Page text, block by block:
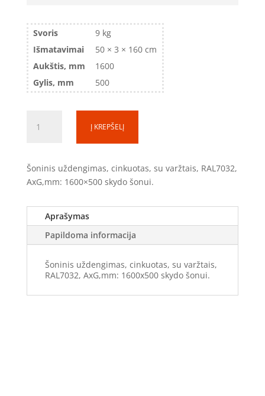
Svoris
9 kg
Išmatavimai
50 × 3 × 160 cm
Aukštis, mm
1600
Gylis, mm
500
kiekis:
(SS)
SU1650
Į KREPŠELĮ
Šoninis uždengimas, cinkuotas, su varžtais, RAL7032,
AxG,mm: 1600×500 skydo šonui.
Aprašymas
Papildoma informacija
Šoninis uždengimas, cinkuotas, su varžtais,
RAL7032, AxG,mm: 1600x500 skydo šonui.